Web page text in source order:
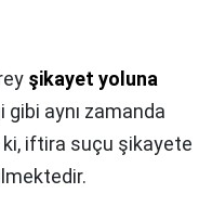
şikayet yoluna
aynı zamanda
ki, iftira suçu şikayete